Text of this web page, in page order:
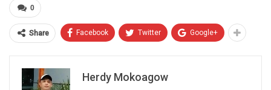
0
Share Facebook Twitter Google+
Herdy Mokoagow